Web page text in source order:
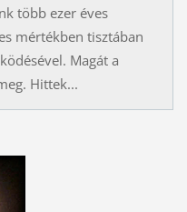
több ezer éves
mértékben tisztában
Magát a
Hittek...